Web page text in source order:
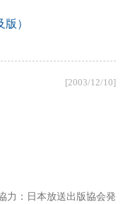
）
力：日本放送出版協会発
[2003/12/10]